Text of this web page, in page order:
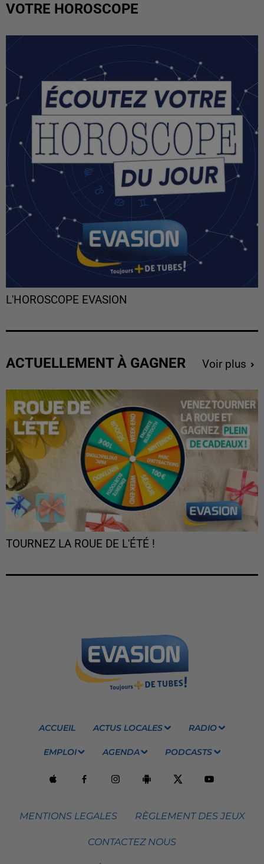
VOTRE HOROSCOPE
L'HOROSCOPE EVASION
ACTUELLEMENT À GAGNER Voir plus
TOURNEZ LA ROUE DE L'ÉTÉ !
ACCUEIL ACTUS LOCALES RADIO
EMPLOI AGENDA PODCASTS
MENTIONS LEGALES RÈGLEMENT DES JEUX
CONTACTEZ NOUS